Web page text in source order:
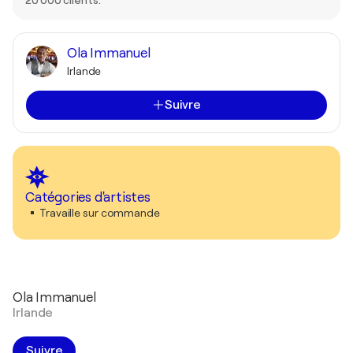
Ola Immanuel
Irlande
Suivre
Catégories d'artistes
Travaille sur commande
Ola Immanuel
Irlande